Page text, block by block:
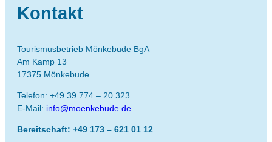
Kontakt
Tourismusbetrieb Mönkebude BgA
Am Kamp 13
17375 Mönkebude
Telefon: +49 39 774 – 20 323
E-Mail: info@moenkebude.de
Bereitschaft: +49 173 – 621 01 12